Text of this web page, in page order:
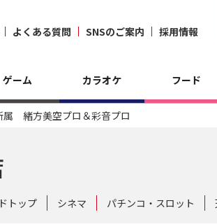
よくある質問 SNSのご案内 採用情報
ゲーム カラオケ フード
属 緒方美空プロ＆彩音プロ
トップ シネマ パチンコ・スロット